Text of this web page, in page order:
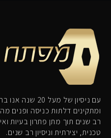
עם ניסיון של
ומתקינים דלתות כניסה ופנים
רב שנים תוך מתן פתרון בעיות
טכנית, יצירתית וניסיון רב שנים.